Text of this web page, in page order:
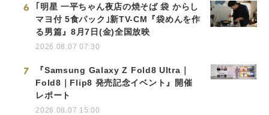
6
｢明星 一平ちゃん夜店の焼そば 袋 からし
マヨ付 5食パック｣新TV-CM『袋めんを作
る男篇』8月7日(金)全国放映
2026.08.07 07:30
7
『Samsung Galaxy Z Fold8 Ultra｜
Fold8｜Flip8 発売記念イベント』開催
レポート
2026.08.07 15:00